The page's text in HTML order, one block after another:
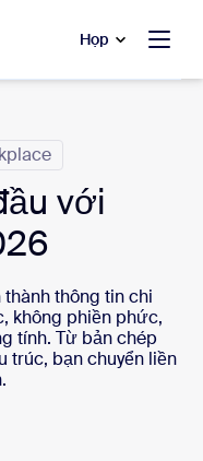
Họp
với
thông tin chi
không phiền phức,
tính. Từ bản chép
trúc, bạn chuyển liền